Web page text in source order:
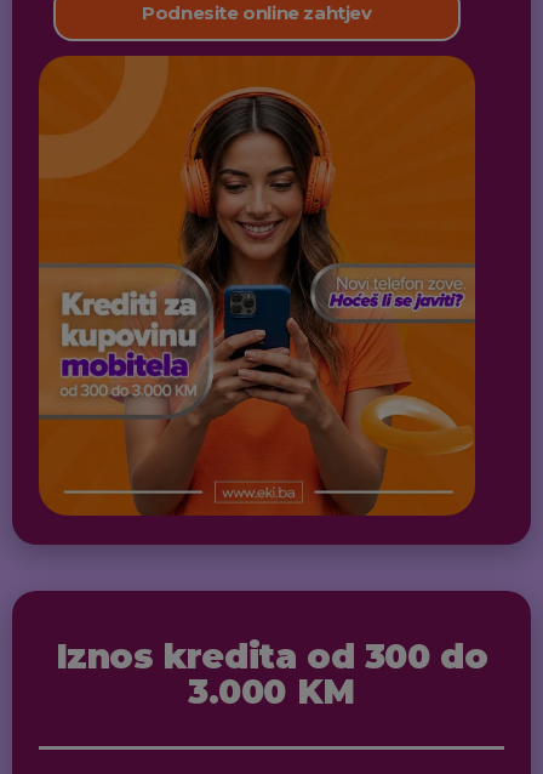
Podnesite online zahtjev
Iznos kredita od 300 do
3.000 KM